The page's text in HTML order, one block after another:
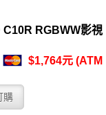
RGBWW影視
$1,764元 (ATM